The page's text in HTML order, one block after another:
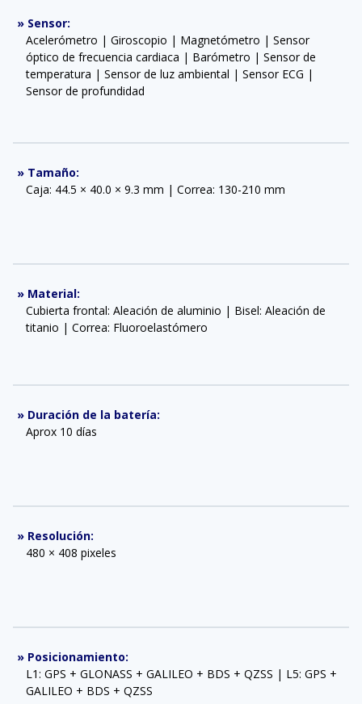
» Sensor:
Acelerómetro | Giroscopio | Magnetómetro | Sensor
óptico de frecuencia cardiaca | Barómetro | Sensor de
temperatura | Sensor de luz ambiental | Sensor ECG |
Sensor de profundidad
» Tamaño:
Caja: 44.5 × 40.0 × 9.3 mm | Correa: 130-210 mm
» Material:
Cubierta frontal: Aleación de aluminio | Bisel: Aleación de
titanio | Correa: Fluoroelastómero
» Duración de la batería:
Aprox 10 días
» Resolución:
480 × 408 pixeles
» Posicionamiento:
L1: GPS + GLONASS + GALILEO + BDS + QZSS | L5: GPS +
GALILEO + BDS + QZSS